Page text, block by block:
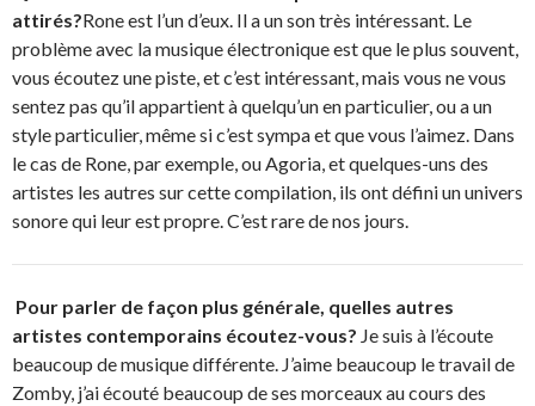
attirés?Rone est l’un d’eux. Il a un son très intéressant. Le
problème avec la musique électronique est que le plus souvent,
vous écoutez une piste, et c’est intéressant, mais vous ne vous
sentez pas qu’il appartient à quelqu’un en particulier, ou a un
style particulier, même si c’est sympa et que vous l’aimez. Dans
le cas de Rone, par exemple, ou Agoria, et quelques-uns des
artistes les autres sur cette compilation, ils ont défini un univers
sonore qui leur est propre. C’est rare de nos jours.
Pour parler de façon plus générale, quelles autres
artistes contemporains écoutez-vous? Je suis à l’écoute
beaucoup de musique différente. J’aime beaucoup le travail de
Zomby, j’ai écouté beaucoup de ses morceaux au cours des